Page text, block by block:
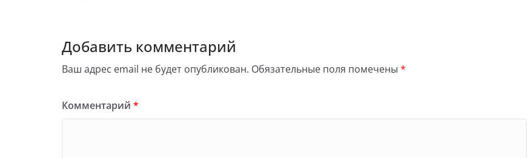
Добавить комментарий
Ваш адрес email не будет опубликован. Обязательные поля помечены *
Комментарий *